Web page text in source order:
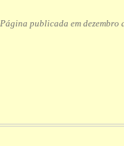
Página publicada em dezembro